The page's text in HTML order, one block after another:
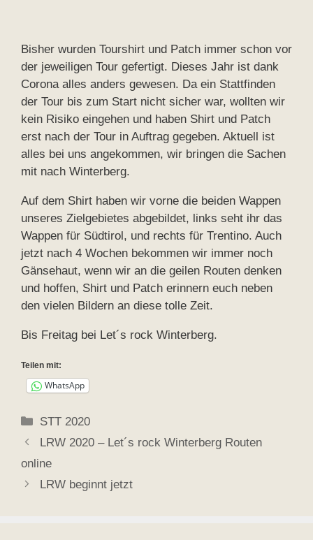
Bisher wurden Tourshirt und Patch immer schon vor
der jeweiligen Tour gefertigt. Dieses Jahr ist dank
Corona alles anders gewesen. Da ein Stattfinden
der Tour bis zum Start nicht sicher war, wollten wir
kein Risiko eingehen und haben Shirt und Patch
erst nach der Tour in Auftrag gegeben. Aktuell ist
alles bei uns angekommen, wir bringen die Sachen
mit nach Winterberg.
Auf dem Shirt haben wir vorne die beiden Wappen
unseres Zielgebietes abgebildet, links seht ihr das
Wappen für Südtirol, und rechts für Trentino. Auch
jetzt nach 4 Wochen bekommen wir immer noch
Gänsehaut, wenn wir an die geilen Routen denken
und hoffen, Shirt und Patch erinnern euch neben
den vielen Bildern an diese tolle Zeit.
Bis Freitag bei Let´s rock Winterberg.
Teilen mit:
WhatsApp
Kategorien
STT 2020
LRW 2020 – Let´s rock Winterberg Routen
online
LRW beginnt jetzt